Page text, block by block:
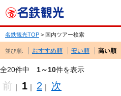
名鉄観光TOP > 国内ツアー検索
並び順: おすすめ順 安い順 高い順
全20件中 1～10件を表示
前 ｜ 1 ｜ 2 ｜ 次